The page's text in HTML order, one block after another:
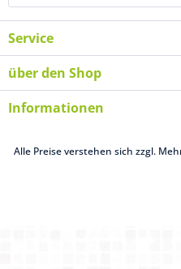
Service
über den Shop
Informationen
Alle Preise verstehen sich zzgl.